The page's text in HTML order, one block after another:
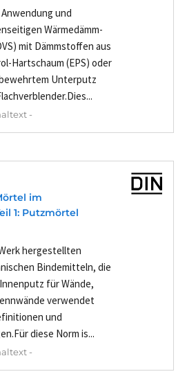
und
Wärmedämm-
mit Dämmstoffen aus
Hartschaum (EPS) oder
Unterputz
-
im
1: Putzmörtel
hergestellten
Bindemitteln, die
für Wände,
verwendet
und
diese Norm is...
-